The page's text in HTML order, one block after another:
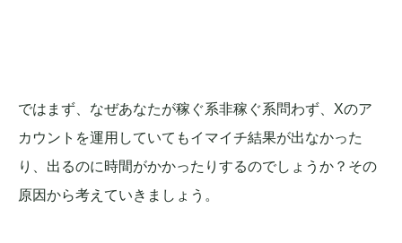
ではまず、なぜあなたが稼ぐ系非稼ぐ系問わず、Xのア
カウントを運用していてもイマイチ結果が出なかった
り、出るのに時間がかかったりするのでしょうか？その
原因から考えていきましょう。